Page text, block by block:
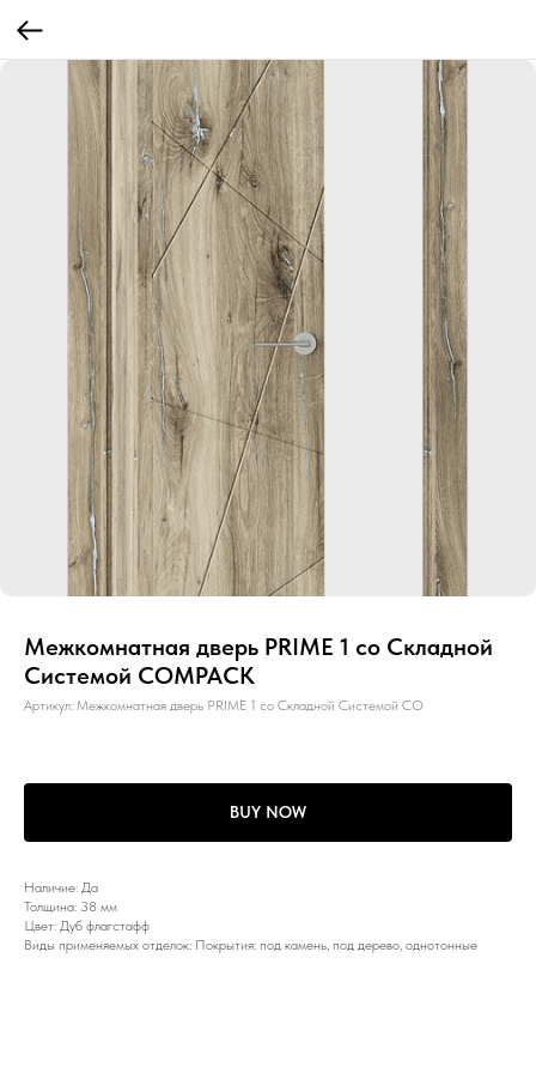
Межкомнатная дверь PRIME 1 со Складной
Системой COMPACK
Артикул: Межкомнатная дверь PRIME 1 со Складной Системой CO
BUY NOW
Наличие: Да
Толщина: 38 мм
Цвет: Дуб флагстафф
Виды применяемых отделок: Покрытия: под камень, под дерево, однотонные